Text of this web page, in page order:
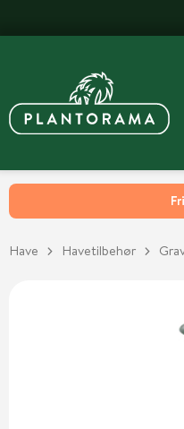
Have Havetilbehør